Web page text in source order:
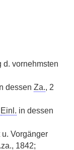
d. vornehmsten
dessen Za., 2
Einl. in dessen
Vorgänger
1842;